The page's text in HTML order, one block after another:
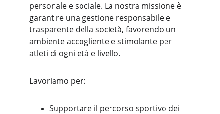
personale e sociale. La nostra missione è
garantire una gestione responsabile e
trasparente della società, favorendo un
ambiente accogliente e stimolante per
atleti di ogni età e livello.
Lavoriamo per:
Supportare il percorso sportivo dei